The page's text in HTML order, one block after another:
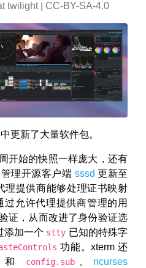
twilight | CC-BY-SA-4.0
更新了大量软件包。
开始的快照一样庞大，还有
理开源客户端 sssd 更新至
理提供商能够处理证书映射
允许代理提供商管理的用
证，从而改进了身份验证选
添加一个 stty 已知的特殊字
功能。xterm 还
和 config.sub。 ncurses